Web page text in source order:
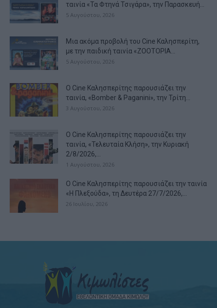
ταινία «Τα Φτηνά Τσιγάρα», την Παρασκευή...
5 Αυγούστου, 2026
Μια ακόμα προβολή του Cine Καλησπερίτη,
με την παιδική ταινία «ZOOTOPIA...
5 Αυγούστου, 2026
Ο Cine Καλησπερίτης παρουσιάζει την
ταινία, «Bomber & Paganini», την Τρίτη...
3 Αυγούστου, 2026
Ο Cine Καλησπερίτης παρουσιάζει την
ταινία, «Τελευταία Κλήση», την Κυριακή
2/8/2026,...
1 Αυγούστου, 2026
Ο Cine Καλησπερίτης παρουσιάζει την ταινία
«Η Πλεξούδα», τη Δευτέρα 27/7/2026,...
26 Ιουλίου, 2026